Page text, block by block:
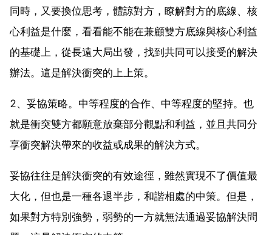
同時，又要換位思考，體諒對方，瞭解對方的底線、核
心利益是什麼，看看能不能在兼顧雙方底線與核心利益
的基礎上，從長遠大局出發，找到共同可以接受的解決
辦法。這是解決衝突的上上策。
2、妥協策略。中等程度的合作、中等程度的堅持。也
就是衝突雙方都願意放棄部分觀點和利益，並且共同分
享衝突解決帶來的收益或成果的解決方式。
妥協往往是解決衝突的有效途徑，雖然實現不了價值最
大化，但也是一種各退半步，和諧相處的中策。但是，
如果對方特別強勢，弱勢的一方就無法通過妥協解決問